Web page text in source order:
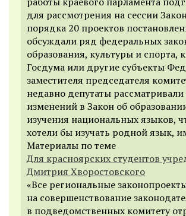
для рассмотрения на сессии
порядка 20 проектов
обсуждали ряд федеральных
образования, культуры и
Госдума или другие субъекты
заместителя председателя
недавно депутаты
изменений в Закон об
изучения национальных языков,
хотели бы изучать родной язык,
Материалы по теме
Для красноярских студентов
Дмитрия Хворостовского
«Все региональные
на совершенствование
в подведомственных комитету